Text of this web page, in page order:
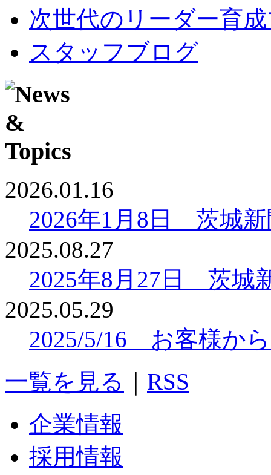
次世代のリーダー育
スタッフブログ
2026.01.16
2026年1月8日 茨城
2025.08.27
2025年8月27日 茨城
2025.05.29
2025/5/16 お客様か
一覧を見る
RSS
企業情報
採用情報